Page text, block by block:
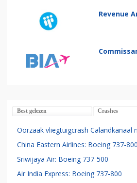
Revenue
Best gelezen Crashes
Oorzaak vliegtuigcrash Calandkanaal
China Eastern Airlines: Boeing 737-800
Sriwijaya Air: Boeing 737-500
Air India Express: Boeing 737-800